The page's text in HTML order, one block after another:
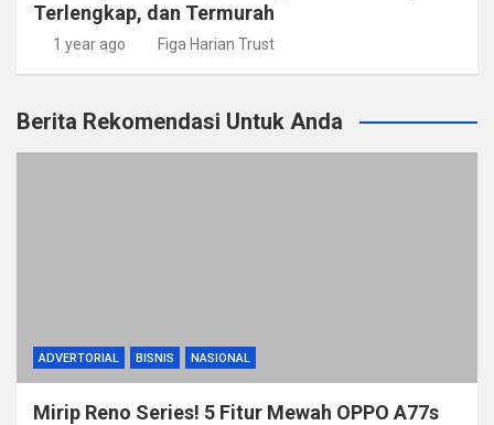
Terlengkap, dan Termurah
1 year ago Figa Harian Trust
Berita Rekomendasi Untuk Anda
ADVERTORIAL BISNIS NASIONAL
Mirip Reno Series! 5 Fitur Mewah OPPO A77s